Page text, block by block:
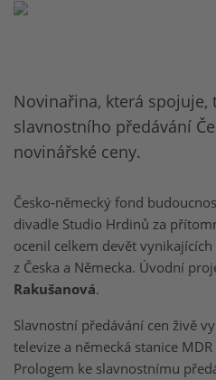
Novinařina, která
slavnostního předávání
novinářské ceny.
Česko-německý fond
divadle Studio Hrdinů za
ocenil celkem devět
z Česka a Německa. Úvodní
Rakušanová.
Slavnostní předávání cen živě
televize a německá stanice
Prologem ke slavnostnímu